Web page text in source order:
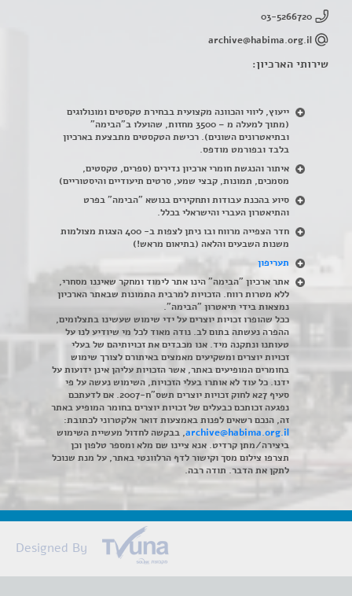
03-5266720
archive@habima.org.il
שירותי הארכיון:
ייעוץ, ליווי והכוונה מקצועית בבחירת טקסטים ומונולוגים
(מתוך למעלה מ – 3500 מחזות, שהועלו ב"הבימה"
ובתיאטרונים השונים). רכישת הטקסטים מתבצעת בארכיון
בלבד ובפורמט מודפס.
איתור והנגשת חומרי ארכיון נדירים (ספרים, טקסטים,
מסמכים, תמונות, קבצי שמע, סרטים תיעודיים והיסטוריים)
סיוע בהכנת עבודות ותחקירים בנושא "הבימה" בפרט
והתיאטרון העברי והישראלי בכלל.
חדר הצפייה מרווח ובו ניתן לצפות ב- 400 הצגות מצולמות
משנות השבעים והלאה (בתיאום מראש!)
תעריפון
אתר ארכיון "הבימה" הינו אתר לימוד ומחקר שאיננו מסחרי,
ללא מטרות רווח. הזכויות למרבית התמונות שבאתר הארכיון
נמצאות בידי תיאטרון "הבימה".
ככל שהופרו זכויות יוצרים על ידי שימוש שעשינו בתצלומים,
ההפרה נעשתה בתום לב. נודה מאוד לכל מי שיודיע לנו על
טעותנו ונתקנה מיד. אנו מכבדים את זכויותיהם של בעלי
זכויות יוצרים ומשקיעים מאמצים באיתורם לצורך שימוש
בחומרים המופיעים באתר, אשר הזכויות עליהן אינן ידועות על
ידנו. כל עוד לא אותרו בעלי הזכויות, השימוש נעשה על פי
סעיף 27א לחוק זכויות יוצרים תשס"ח-2007. אם לדעתכם
נפגעה זכותכם כבעלים של זכויות יוצרים בחומר המופיע באתר
זה, הנכם רשאים לפנות באמצעות דואר אלקטרוני לכתובת:
archive@habima.org.il, בבקשה לחדול מעשיית השימוש
ביצירה/מתן קרדיט. אנא ציינו שם מלא ומספר טלפון וכן
תצרפו צילום מסך וקישור לדף הרלוונטי באתר, על מנת שנוכל
לתקן את הדבר. תודה רבה.
Designed By